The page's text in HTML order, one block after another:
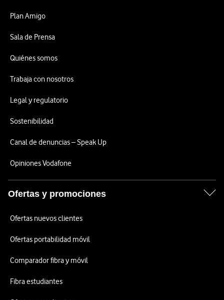
Plan Amigo
Sala de Prensa
Quiénes somos
Trabaja con nosotros
Legal y regulatorio
Sostenibilidad
Canal de denuncias – Speak Up
Opiniones Vodafone
Ofertas y promociones
Ofertas nuevos clientes
Ofertas portabilidad móvil
Comparador fibra y móvil
Fibra estudiantes